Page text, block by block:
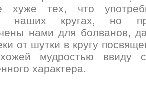
хуже тех, что
наших кругах, но
нами для болванов,
от шутки в кругу
мудростью ввиду
характера.